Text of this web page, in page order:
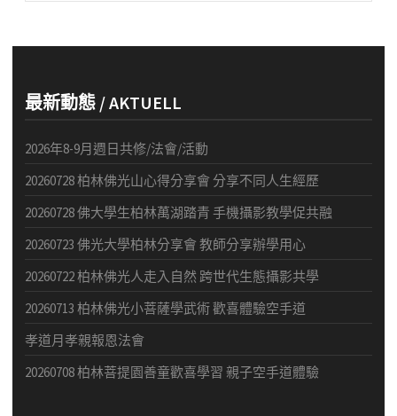
最新動態 / AKTUELL
2026年8-9月週日共修/法會/活動
20260728 柏林佛光山心得分享會 分享不同人生經歷
20260728 佛大學生柏林萬湖踏青 手機攝影教學促共融
20260723 佛光大學柏林分享會 教師分享辦學用心
20260722 柏林佛光人走入自然 跨世代生態攝影共學
20260713 柏林佛光小菩薩學武術 歡喜體驗空手道
孝道月孝親報恩法會
20260708 柏林菩提園善童歡喜學習 親子空手道體驗